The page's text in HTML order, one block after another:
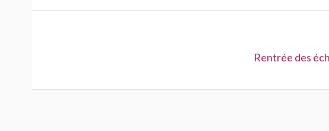
Suivant :
Rentrée des